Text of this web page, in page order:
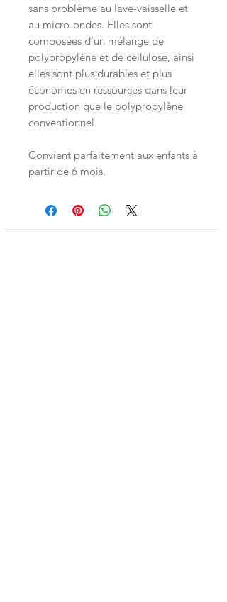
sans problème au lave-vaisselle et
au micro-ondes. Elles sont
composées d’un mélange de
polypropylène et de cellulose, ainsi
elles sont plus durables et plus
économes en ressources dans leur
production que le polypropylène
conventionnel.
Convient parfaitement aux enfants à
partir de 6 mois.